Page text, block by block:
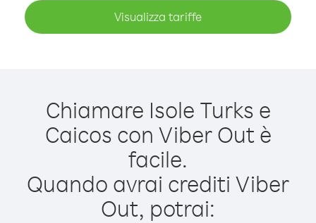
Visualizza tariffe
Chiamare Isole Turks e
Caicos con Viber Out è
facile.
Quando avrai crediti Viber
Out, potrai: